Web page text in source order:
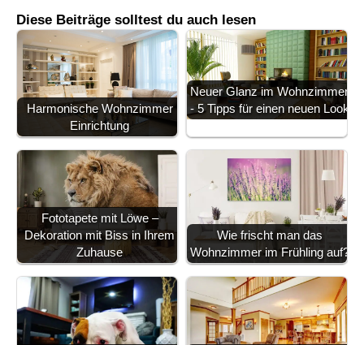
Diese Beiträge solltest du auch lesen
Harmonische Wohnzimmer
Einrichtung
Neuer Glanz im Wohnzimmer
- 5 Tipps für einen neuen Look
Fototapete mit Löwe –
Dekoration mit Biss in Ihrem
Zuhause
Wie frischt man das
Wohnzimmer im Frühling auf?